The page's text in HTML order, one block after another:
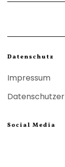
Datenschutz
Impressum
Social Media